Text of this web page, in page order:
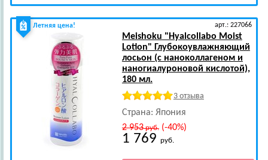
Летняя цена! арт.: 227066
Meishoku "Hyalcollabo Moist
Lotion" Глубокоувлажняющий
лосьон (с наноколлагеном и
наногиалуроновой кислотой),
180 мл.
3 отзыва
Страна: Япония
2 953руб.(-40%)
1 769 руб.